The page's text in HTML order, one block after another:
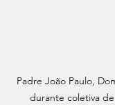
Padre João Paulo,
durante coletiva